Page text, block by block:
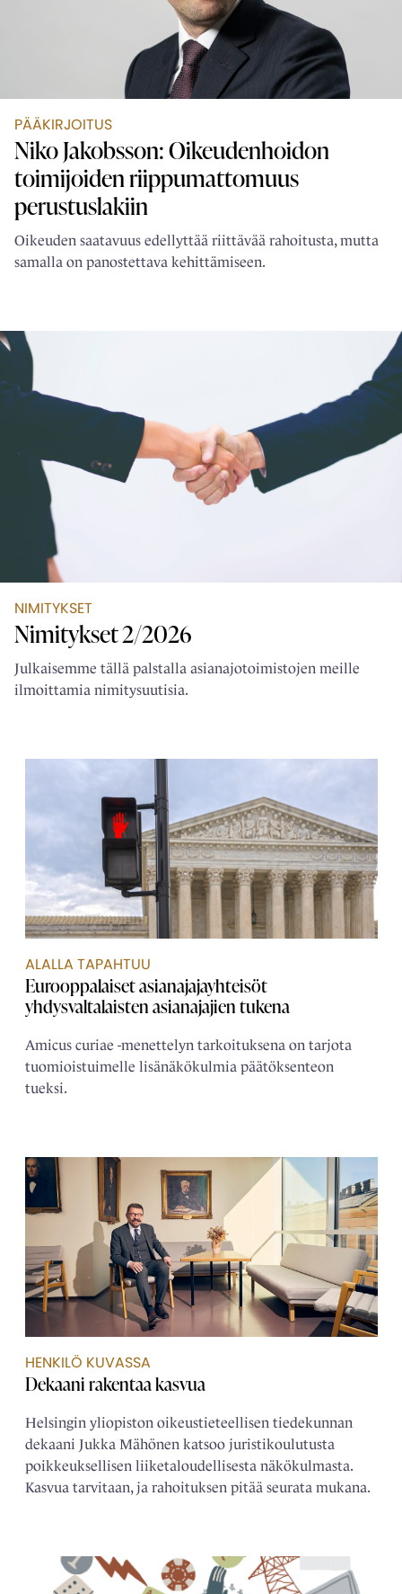
PÄÄKIRJOITUS
Niko Jakobsson: Oikeudenhoidon
toimijoiden ­riippumattomuus
perustuslakiin
Oikeuden saatavuus edellyttää riittävää rahoitusta, mutta
samalla on panostettava kehittämiseen.
NIMITYKSET
Nimitykset 2/2026
Julkaisemme tällä palstalla asianajotoimistojen meille
ilmoittamia nimitysuutisia.
ALALLA TAPAHTUU
Eurooppalaiset asianajaja­yhteisöt
yhdysvaltalaisten asianajajien tukena
Amicus curiae -menettelyn tarkoituksena on tarjota
tuomioistuimelle lisänäkökulmia päätöksenteon
tueksi.
HENKILÖ KUVASSA
Dekaani rakentaa kasvua
Helsingin yliopiston oikeustieteellisen tiedekunnan
dekaani Jukka Mähönen katsoo juristikoulutusta
poikkeuksellisen liiketaloudellisesta näkökulmasta.
Kasvua tarvitaan, ja rahoituksen pitää seurata mukana.